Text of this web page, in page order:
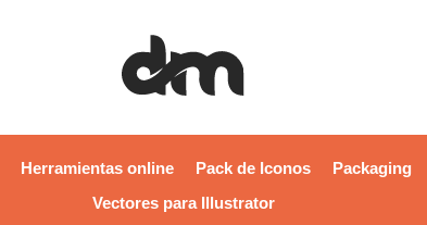
Herramientas online Pack de Iconos
Packaging
Vectores para Illustrator